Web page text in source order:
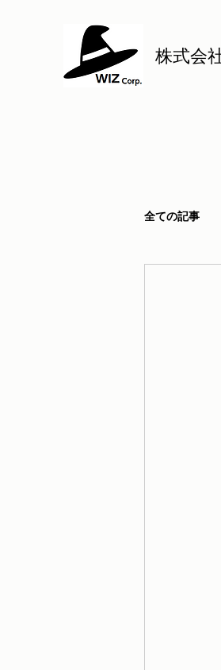
株式会
全ての記事